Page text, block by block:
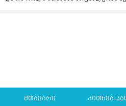
მთავარი კითხვა-